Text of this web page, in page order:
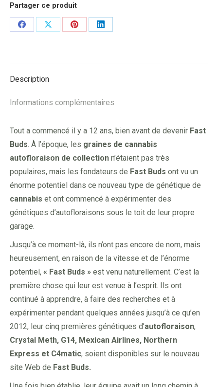
Partager ce produit
Share
Share
Share
Share
Description
Informations complémentaires
Tout a commencé il y a 12 ans, bien avant de devenir Fast
Buds. À l’époque, les graines de cannabis
autofloraison de collection n’étaient pas très
populaires, mais les fondateurs de Fast Buds ont vu un
énorme potentiel dans ce nouveau type de génétique de
cannabis et ont commencé à expérimenter des
génétiques d’autofloraisons sous le toit de leur propre
garage.
Jusqu’à ce moment-là, ils n’ont pas encore de nom, mais
heureusement, en raison de la vitesse et de l’énorme
potentiel, « Fast Buds » est venu naturellement. C’est la
première chose qui leur est venue à l’esprit. Ils ont
continué à apprendre, à faire des recherches et à
expérimenter pendant quelques années jusqu’à ce qu’en
2012, leur cinq premières génétiques d’autofloraison,
Crystal Meth, G14, Mexican Airlines, Northern
Express et C4matic, soient disponibles sur le nouveau
site Web de Fast Buds.